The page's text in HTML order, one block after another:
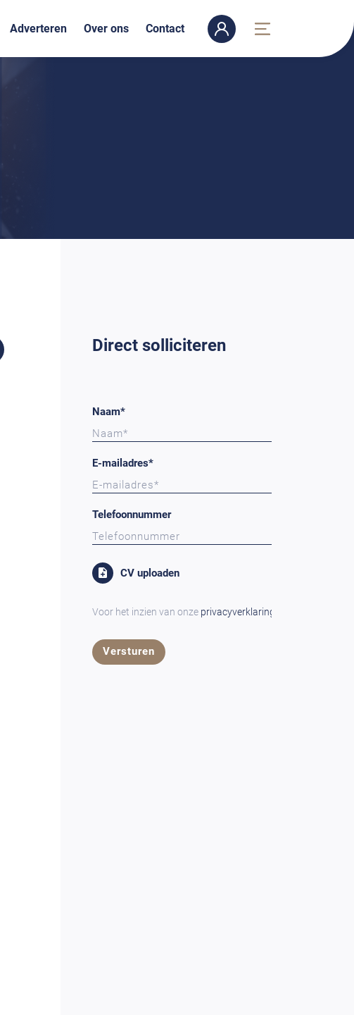
Adverteren Over ons Contact
Direct solliciteren
Naam*
E-mailadres*
Telefoonnummer
CV uploaden
Voor het inzien van onze privacyverklaring